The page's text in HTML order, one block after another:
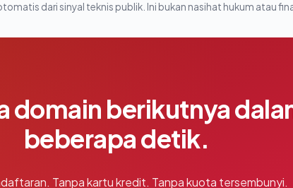
dari sinyal teknis publik. Ini bukan nasihat hukum atau
domain berikutnya
beberapa detik.
Tanpa kartu kredit. Tanpa kuota tersembunyi.